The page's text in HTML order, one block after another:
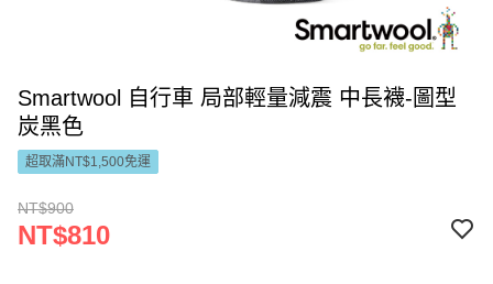
Smartwool 自行車 局部輕量減震 中長襪-圖型
炭黑色
超取滿NT$1,500免運
NT$900
NT$810